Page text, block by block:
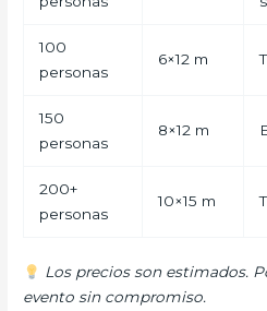
100
personas
6×12 m
150
personas
8×12 m
200+
personas
10×15 m
Los precios son estimados.
evento sin compromiso.